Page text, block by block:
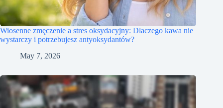
Wiosenne zmęczenie a stres oksydacyjny: Dlaczego kawa nie
wystarczy i potrzebujesz antyoksydantów?
May 7, 2026